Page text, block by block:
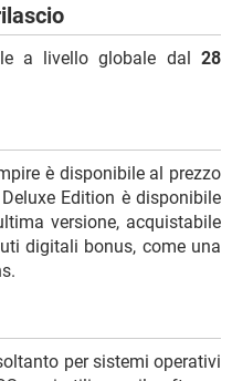
a livello globale dal 28
è disponibile al prezzo
Edition è disponibile
versione, acquistabile
digitali bonus, come una
per sistemi operativi